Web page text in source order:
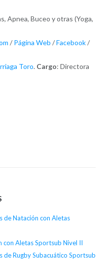
Apnea, Buceo y otras (Yoga,
/ Página Web /Facebook/
Toro. Cargo: Directora
de Natación con Aletas
con Aletas Sportsub Nivel II
Rugby Subacuático Sportsub